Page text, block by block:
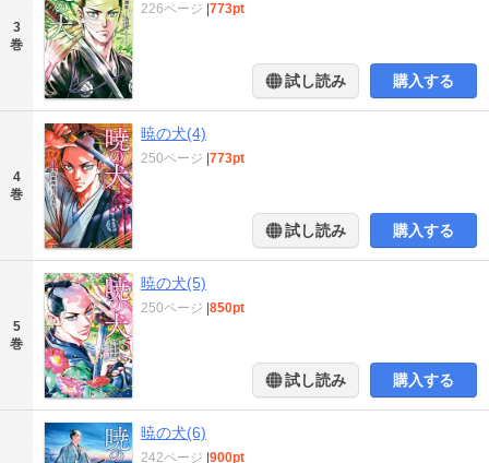
3
巻
226ページ 773pt
試し読み 購入する
4
巻
暁の犬(4)
250ページ 773pt
試し読み 購入する
5
巻
暁の犬(5)
250ページ 850pt
試し読み 購入する
暁の犬(6)
242ページ 900pt